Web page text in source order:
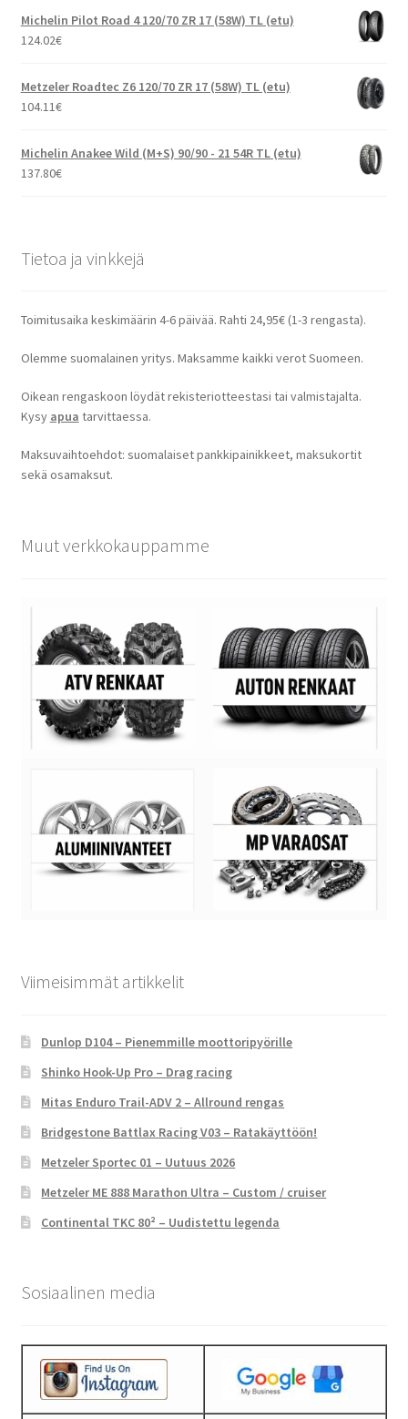
Michelin Pilot Road 4 120/70 ZR 17 (58W) TL (etu)
124.02€
Metzeler Roadtec Z6 120/70 ZR 17 (58W) TL (etu)
104.11€
Michelin Anakee Wild (M+S) 90/90 - 21 54R TL (etu)
137.80€
Tietoa ja vinkkejä
Toimitusaika keskimäärin 4-6 päivää. Rahti 24,95€ (1-3 rengasta).
Olemme suomalainen yritys. Maksamme kaikki verot Suomeen.
Oikean rengaskoon löydät rekisteriotteestasi tai valmistajalta.
Kysy apua tarvittaessa.
Maksuvaihtoehdot: suomalaiset pankkipainikkeet, maksukortit
sekä osamaksut.
Muut verkkokauppamme
Viimeisimmät artikkelit
Dunlop D104 – Pienemmille moottoripyörille
Shinko Hook-Up Pro – Drag racing
Mitas Enduro Trail-ADV 2 – Allround rengas
Bridgestone Battlax Racing V03 – Ratakäyttöön!
Metzeler Sportec 01 – Uutuus 2026
Metzeler ME 888 Marathon Ultra – Custom / cruiser
Continental TKC 80² – Uudistettu legenda
Sosiaalinen media